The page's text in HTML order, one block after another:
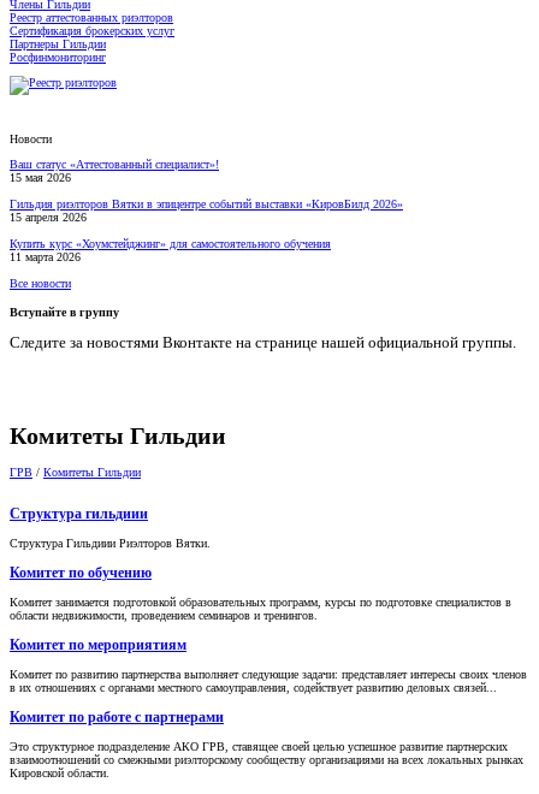
Члены Гильдии
Реестр аттестованных риэлторов
Сертификация брокерских услуг
Партнеры Гильдии
Росфинмониторинг
Новости
Ваш статус «Аттестованный специалист»!
15 мая 2026
Гильдия риэлторов Вятки в эпицентре событий выставки «КировБилд 2026»
15 апреля 2026
Купить курс «Хоумстейджинг» для самостоятельного обучения
11 марта 2026
Все новости
Вступайте в группу
Следите за новостями Вконтакте на странице нашей официальной группы.
Комитеты Гильдии
ГРВ / Комитеты Гильдии
Структура гильдиии
Структура Гильдиии Риэлторов Вятки.
Комитет по обучению
Комитет занимается подготовкой образовательных программ, курсы по подготовке специалистов в
области недвижимости, проведением семинаров и тренингов.
Комитет по мероприятиям
Комитет по развитию партнерства выполняет следующие задачи: представляет интересы своих членов
в их отношениях с органами местного самоуправления, содействует развитию деловых связей...
Комитет по работе с партнерами
Это структурное подразделение АКО ГРВ, ставящее своей целью успешное развитие партнерских
взаимоотношений со смежными риэлторскому сообществу организациями на всех локальных рынках
Кировской области.